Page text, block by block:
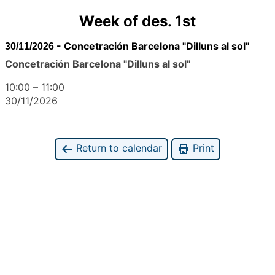
Week of des. 1st
30/11/2026 - Concetración Barcelona "Dilluns al sol"
Concetración Barcelona "Dilluns al sol"
10:00 – 11:00
30/11/2026
Return to calendar Print